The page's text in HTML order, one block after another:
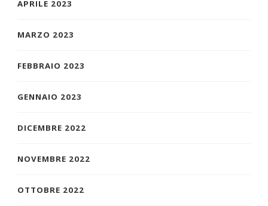
APRILE 2023
MARZO 2023
FEBBRAIO 2023
GENNAIO 2023
DICEMBRE 2022
NOVEMBRE 2022
OTTOBRE 2022